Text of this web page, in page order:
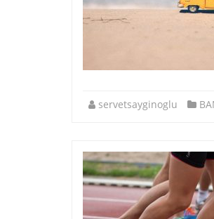
servetsayginoglu